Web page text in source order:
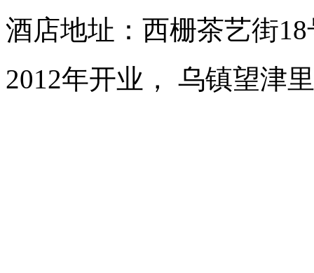
酒店地址：西栅茶艺街
2012年开业， 乌镇望